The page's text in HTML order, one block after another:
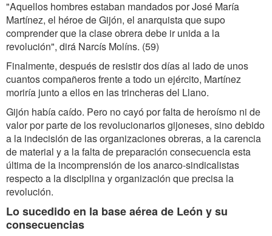
"Aquellos hombres estaban mandados por José María
Martínez, el héroe de Gijón, el anarquista que supo
comprender que la clase obrera debe ir unida a la
revolución", dirá Narcís Molíns. (59)
Finalmente, después de resistir dos días al lado de unos
cuantos compañeros frente a todo un ejército, Martínez
moriría junto a ellos en las trincheras del Llano.
Gijón había caído. Pero no cayó por falta de heroísmo ni de
valor por parte de los revolucionarios gijoneses, sino debido
a la indecisión de las organizaciones obreras, a la carencia
de material y a la falta de preparación consecuencia esta
última de la incomprensión de los anarco-sindicalistas
respecto a la disciplina y organización que precisa la
revolución.
Lo sucedido en la base aérea de León y su
consecuencias